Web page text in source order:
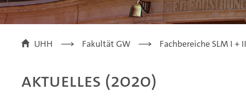
UHH Fakultät GW Fachbereiche SLM I + II
Aktuelles (2020)